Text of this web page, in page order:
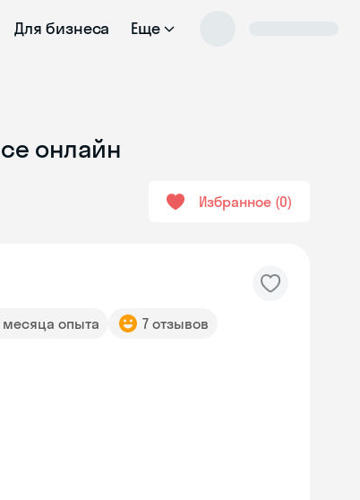
Для бизнеса Еще
онлайн
Избранное 0
месяца опыта 7 отзывов